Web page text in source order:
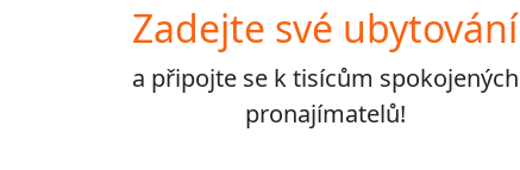
Zadejte své ubytování
a připojte se ktisícům spokojených
pronajímatelů!